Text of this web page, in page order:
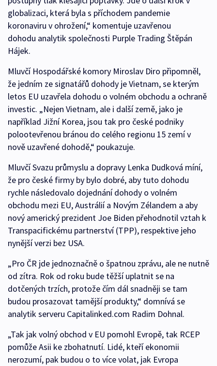
globalizaci, která byla s příchodem pandemie
koronaviru v ohrožení,“ komentuje uzavřenou
dohodu analytik společnosti Purple Trading Štěpán
Hájek.
Mluvčí Hospodářské komory Miroslav Diro připomněl,
že jedním ze signatářů dohody je Vietnam, se kterým
letos EU uzavřela dohodu o volném obchodu a ochraně
investic. „Nejen Vietnam, ale i další země, jako je
například Jižní Korea, jsou tak pro české podniky
polootevřenou bránou do celého regionu 15 zemí v
nově uzavřené dohodě,“ poukazuje.
Mluvčí Svazu průmyslu a dopravy Lenka Dudková míní,
že pro české firmy by bylo dobré, aby tuto dohodu
rychle následovalo dojednání dohody o volném
obchodu mezi EU, Austrálií a Novým Zélandem a aby
nový americký prezident Joe Biden přehodnotil vztah k
Transpacifickému partnerství (TPP), respektive jeho
nynější verzi bez USA.
„Pro ČR jde jednoznačně o špatnou zprávu, ale ne nutně
od zítra. Rok od roku bude těžší uplatnit se na
dotčených trzích, protože čím dál snadněji se tam
budou prosazovat tamější produkty,“ domnívá se
analytik serveru Capitalinked.com Radim Dohnal.
„Tak jak volný obchod v EU pomohl Evropě, tak RCEP
pomůže Asii ke zbohatnutí. Lidé, kteří ekonomii
nerozumí, pak budou o to více volat, jak Evropa